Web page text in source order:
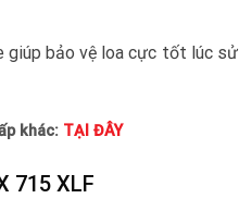
bảo vệ loa cực tốt lúc sử
khác: TẠI ĐÂY
715 XLF